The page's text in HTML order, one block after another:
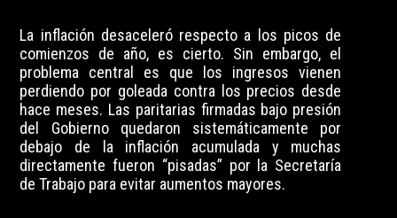
La inflación desaceleró respecto a los picos de
comienzos de año, es cierto. Sin embargo, el
problema central es que los ingresos vienen
perdiendo por goleada contra los precios desde
hace meses. Las paritarias firmadas bajo presión
del Gobierno quedaron sistemáticamente por
debajo de la inflación acumulada y muchas
directamente fueron “pisadas” por la Secretaría
de Trabajo para evitar aumentos mayores.